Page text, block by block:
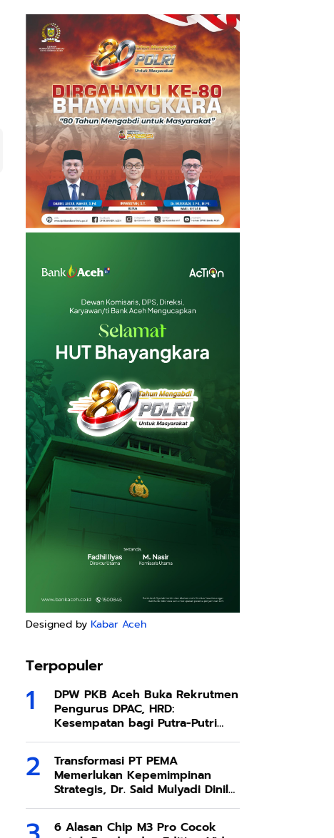
Designed by Kabar Aceh
Terpopuler
DPW PKB Aceh Buka Rekrutmen
Pengurus DPAC, HRD:
Kesempatan bagi Putra-Putri
Terbaik Aceh
Transformasi PT PEMA
Memerlukan Kepemimpinan
Strategis, Dr. Said Mulyadi Dinilai
Memenuhi Kriteria
6 Alasan Chip M3 Pro Cocok